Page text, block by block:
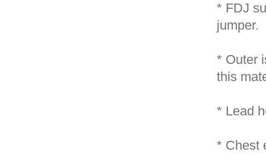
* FDJ
jumper.
* Outer
this
* Lead
* Chest